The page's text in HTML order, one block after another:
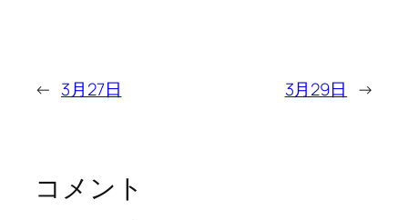
← 3月27日 3月29日 →
コメント